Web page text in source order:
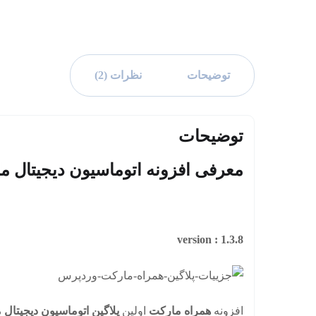
توضیحات نظرات (2)
توضیحات
معرفی افزونه اتوماسیون دیجیتال
version : 1.3.8
افزونه همراه مارکت اولین پلاگین اتوماسیون دیجیتال